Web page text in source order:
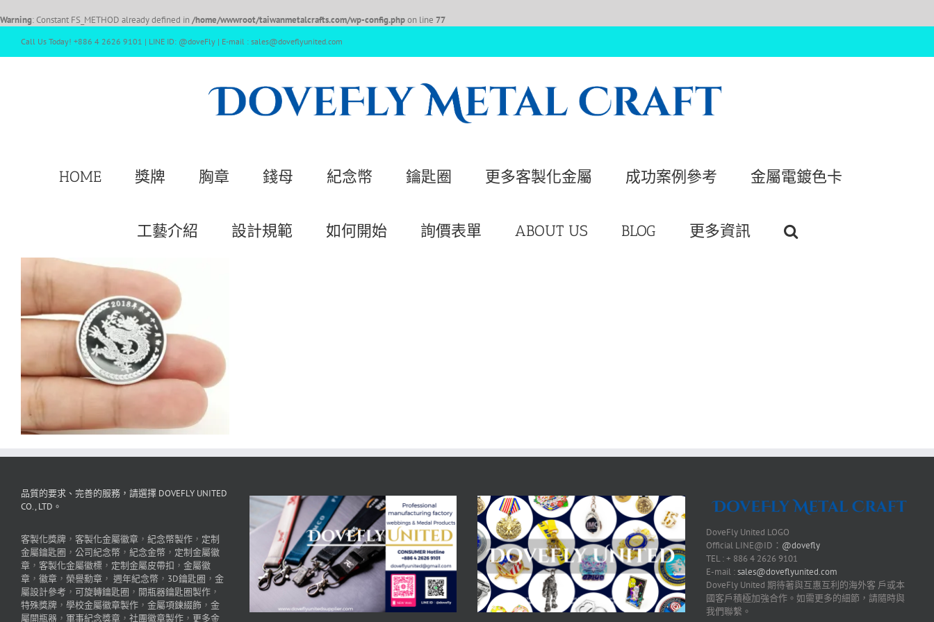
Warning: Constant FS_METHOD already defined in /home/wwwroot/taiwanmetalcrafts.com/wp-config.phpon line 77
Call Us Today! +886 4 2626 9101 | LINE ID: @doveFly | E-mail : sales@doveflyunited.com
HOME 獎牌 胸章 錢母 紀念幣 鑰匙圈 更多客製化金屬 成功案例參考 金屬電鍍色卡
工藝介紹 設計規範 如何開始 詢價表單 ABOUT US BLOG 更多資訊
品質的要求、完善的服務，請選擇 DOVEFLY UNITED
CO., LTD。
客製化獎牌 ， 客製化金屬徽章 ， 紀念幣製作 ， 定制
金屬鑰匙圈 ， 公司紀念幣 ， 紀念金幣 ， 定制金屬徽
章 ， 客製化金屬徽標 ， 定制金屬皮帶扣 ， 金屬徽
章 ， 徽章 ， 榮譽勳章 ， 週年紀念幣 ， 3D鑰匙圈 ， 金
屬設計參考 ， 可旋轉鑰匙圈 ， 開瓶器鑰匙圈製作 ，
特殊獎牌 ， 學校金屬徽章製作 ， 金屬項鍊綴飾 ， 金
屬開瓶器 ， 軍事紀念獎章 ， 社團徽章製作 ， 更多金
DoveFly United LOGO
Official LINE@ID： @dovefly
TEL : + 886 4 2626 9101
E-mail :sales@doveflyunited.com
DoveFly United 期待著與互惠互利的海外客 戶或本
國客戶積極加強合作。如需更多的細節，請隨時與
我們聯繫。